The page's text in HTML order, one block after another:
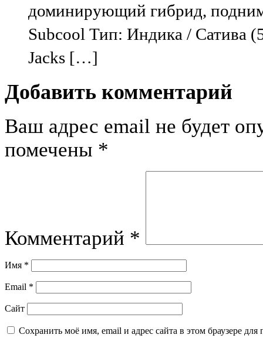
доминирующий гибрид,
Subcool Тип: Индика / Сатива
Jacks […]
Добавить комментарий
Ваш адрес email не будет
помечены *
Комментарий *
Имя *
Email *
Сайт
Сохранить моё имя, email и адрес сайта в этом браузере